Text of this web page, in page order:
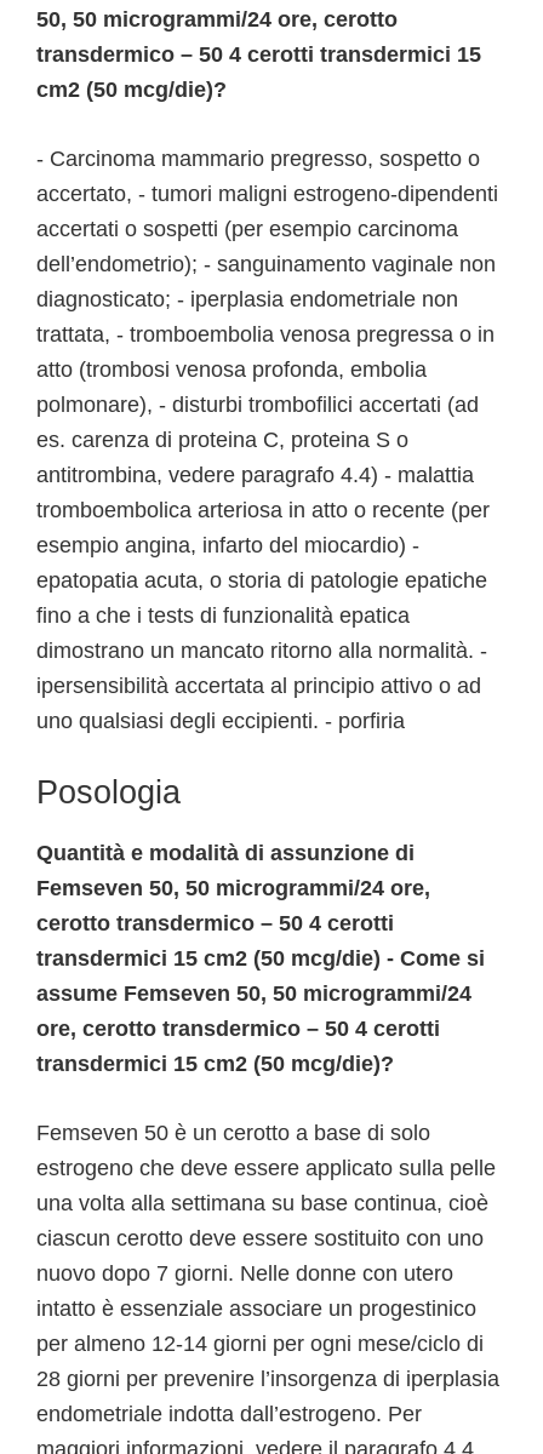
50, 50 microgrammi/24 ore, cerotto
transdermico – 50 4 cerotti transdermici 15
cm2 (50 mcg/die)?
- Carcinoma mammario pregresso, sospetto o
accertato, - tumori maligni estrogeno-dipendenti
accertati o sospetti (per esempio carcinoma
dell’endometrio); - sanguinamento vaginale non
diagnosticato; - iperplasia endometriale non
trattata, - tromboembolia venosa pregressa o in
atto (trombosi venosa profonda, embolia
polmonare), - disturbi trombofilici accertati (ad
es. carenza di proteina C, proteina S o
antitrombina, vedere paragrafo 4.4) - malattia
tromboembolica arteriosa in atto o recente (per
esempio angina, infarto del miocardio) -
epatopatia acuta, o storia di patologie epatiche
fino a che i tests di funzionalità epatica
dimostrano un mancato ritorno alla normalità. -
ipersensibilità accertata al principio attivo o ad
uno qualsiasi degli eccipienti. - porfiria
Posologia
Quantità e modalità di assunzione di
Femseven 50, 50 microgrammi/24 ore,
cerotto transdermico – 50 4 cerotti
transdermici 15 cm2 (50 mcg/die) - Come si
assume Femseven 50, 50 microgrammi/24
ore, cerotto transdermico – 50 4 cerotti
transdermici 15 cm2 (50 mcg/die)?
Femseven 50 è un cerotto a base di solo
estrogeno che deve essere applicato sulla pelle
una volta alla settimana su base continua, cioè
ciascun cerotto deve essere sostituito con uno
nuovo dopo 7 giorni. Nelle donne con utero
intatto è essenziale associare un progestinico
per almeno 12-14 giorni per ogni mese/ciclo di
28 giorni per prevenire l’insorgenza di iperplasia
endometriale indotta dall’estrogeno. Per
maggiori informazioni, vedere il paragrafo 4.4.